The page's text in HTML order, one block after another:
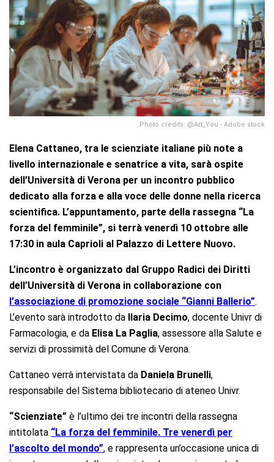
Photo credits: @Art_You - Adobe stock
Elena Cattaneo, tra le scienziate italiane più note a
livello internazionale e senatrice a vita, sarà ospite
dell’Università di Verona per un incontro pubblico
dedicato alla forza e alla voce delle donne nella ricerca
scientifica. L’appuntamento, parte della rassegna “La
forza del femminile”, si terrà venerdì 10 ottobre alle
17:30 in aula Caprioli al Palazzo di Lettere Nuovo.
L’incontro è organizzato dal Gruppo Radici dei Diritti
dell’Università di Verona in collaborazione con
l’associazione di promozione sociale “Gianni Ballerio”.
L’evento sarà introdotto da Ilaria Decimo, docente Univr di
Farmacologia, e da Elisa La Paglia, assessore alla Salute e
servizi di prossimità del Comune di Verona.
Cattaneo verrà intervistata da Daniela Brunelli,
responsabile del Sistema bibliotecario di ateneo Univr.
“Scienziate” è l’ultimo dei tre incontri della rassegna
intitolata “La forza del femminile. Tre venerdì per
l’ascolto del mondo”, e rappresenta un’occasione unica di